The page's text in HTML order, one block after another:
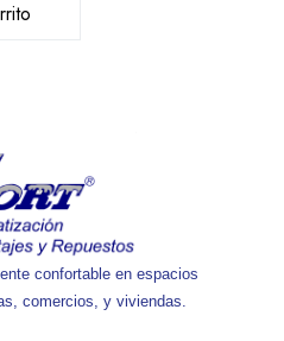
confortable en espacios
comercios, y viviendas.